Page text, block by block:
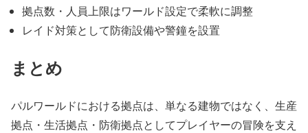
拠点数・人員上限はワールド設定で柔軟に調整
レイド対策として防衛設備や警鐘を設置
まとめ
パルワールドにおける拠点は、単なる建物ではなく、生産
拠点・生活拠点・防衛拠点としてプレイヤーの冒険を支え